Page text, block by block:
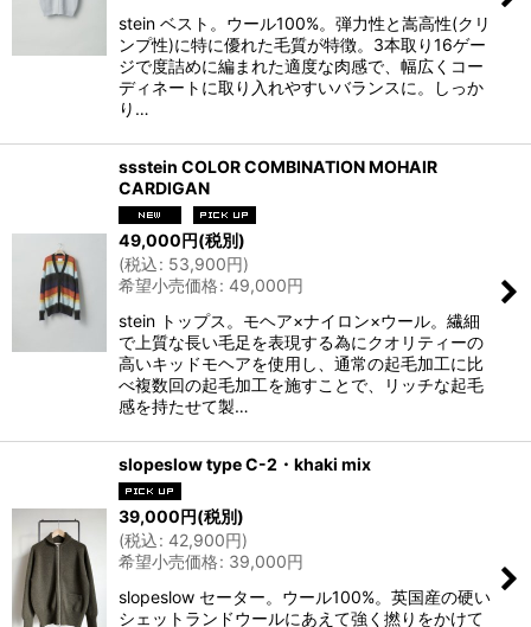
stein ベスト。ウール100%。弾力性と嵩高性(クリ
ンプ性)に特に優れた毛質が特徴。3本取り16ゲー
ジで度詰めに編まれた適度な肉感で、幅広くコー
ディネートに取り入れやすいバランスに。しっか
り…
ssstein COLOR COMBINATION MOHAIR
CARDIGAN
49,000円(税別)
(税込: 53,900円)
希望小売価格: 49,000円
stein トップス。モヘア×ナイロン×ウール。繊細
で上質な長い毛足を表現する為にクオリティーの
高いキッドモヘアを使用し、通常の起毛加工に比
べ複数回の起毛加工を施すことで、リッチな起毛
感を持たせて製…
slopeslow type C-2・khaki mix
39,000円(税別)
(税込: 42,900円)
希望小売価格: 39,000円
slopeslow セーター。ウール100%。英国産の硬い
シェットランドウールにあえて強く撚りをかけて